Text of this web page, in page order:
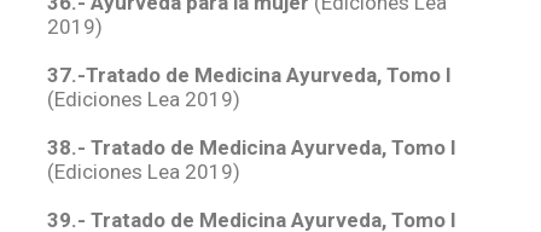
2019)
37.-Tratado de Medicina Ayurveda, Tomo I
(Ediciones Lea 2019)
38.- Tratado de Medicina Ayurveda, Tomo I
(Ediciones Lea 2019)
39.- Tratado de Medicina Ayurveda, Tomo I